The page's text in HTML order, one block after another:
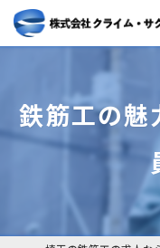
鉄筋工の